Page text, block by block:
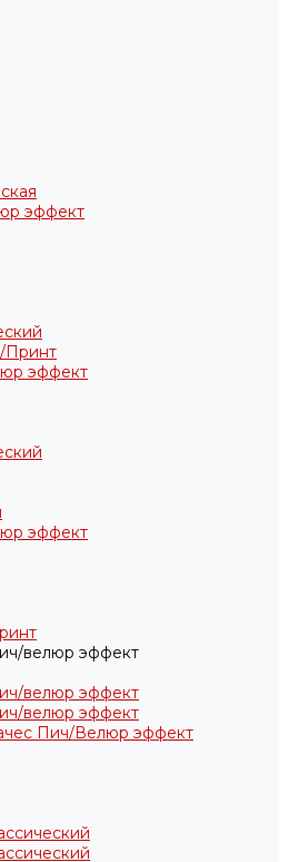
эффект
Принт
эффект
эффект
велюр эффект
велюр эффект
велюр эффект
Пич/Велюр эффект